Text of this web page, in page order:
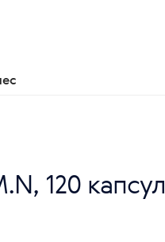
120 капсул